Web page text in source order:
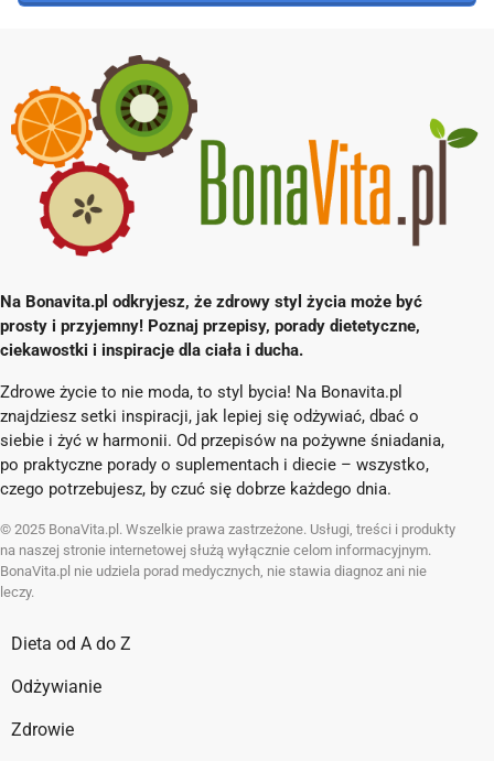
Na Bonavita.pl odkryjesz, że zdrowy styl życia może być
prosty i przyjemny! Poznaj przepisy, porady dietetyczne,
ciekawostki i inspiracje dla ciała i ducha.
Zdrowe życie to nie moda, to styl bycia! Na Bonavita.pl
znajdziesz setki inspiracji, jak lepiej się odżywiać, dbać o
siebie i żyć w harmonii. Od przepisów na pożywne śniadania,
po praktyczne porady o suplementach i diecie – wszystko,
czego potrzebujesz, by czuć się dobrze każdego dnia.
© 2025 BonaVita.pl. Wszelkie prawa zastrzeżone. Usługi, treści i produkty
na naszej stronie internetowej służą wyłącznie celom informacyjnym.
BonaVita.pl nie udziela porad medycznych, nie stawia diagnoz ani nie
leczy.
Dieta od A do Z
Odżywianie
Zdrowie